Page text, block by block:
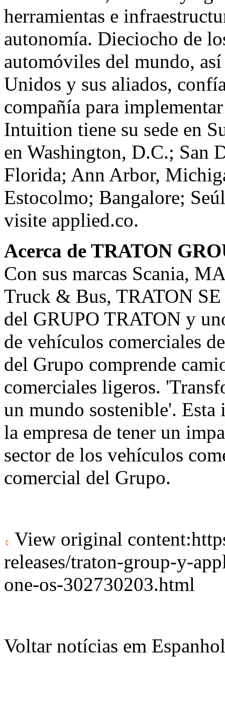
herramientas e
autonomía. Dieciocho de
automóviles del mundo,
Unidos y sus aliados,
compañía para
Intuition tiene su sede en
en Washington, D.C.; San
Florida; Ann Arbor,
Estocolmo; Bangalore;
visite applied.co.
Acerca de TRATON
Con sus marcas Scania,
Truck & Bus, TRATON
del GRUPO TRATON y
de vehículos comerciales
del Grupo comprende
comerciales ligeros.
un mundo sostenible'.
la empresa de tener un
sector de los vehículos
comercial del Grupo.
View original content:
releases/traton-group-y-
one-os-302730203.html
Voltar notícias em Espanhol